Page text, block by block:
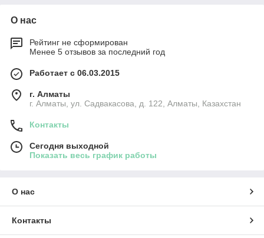
О нас
Рейтинг не сформирован
Менее 5 отзывов за последний год
Работает с 06.03.2015
г. Алматы
г. Алматы, ул. Садвакасова, д. 122, Алматы, Казахстан
Контакты
Сегодня выходной
Показать весь график работы
О нас
Контакты